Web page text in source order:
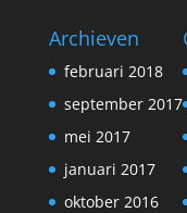
Archieven
februari 2018
september 2017
mei 2017
januari 2017
oktober 2016